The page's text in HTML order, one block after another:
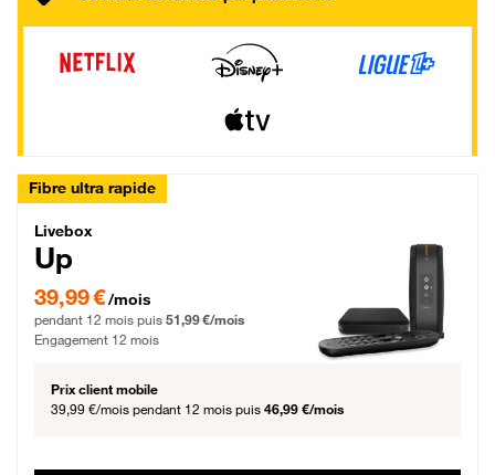
Fibre ultra rapide
Livebox Up Fibre
Livebox
Up
39,99 € par mois pendant 12 mois puis 51,99 € par mois, Engagement 12 mois
39,99 €/mois
pendant 12 mois puis 51,99 €/mois
Engagement 12 mois
Prix client mobile
39,99 €/mois pendant 12 mois puis 46,99 €/mois